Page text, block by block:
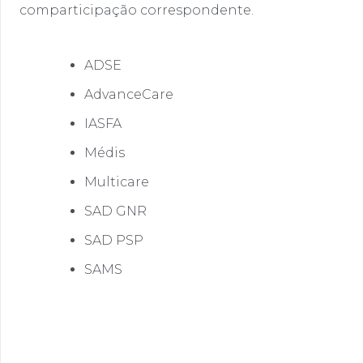
comparticipação correspondente.
ADSE
AdvanceCare
IASFA
Médis
Multicare
SAD GNR
SAD PSP
SAMS